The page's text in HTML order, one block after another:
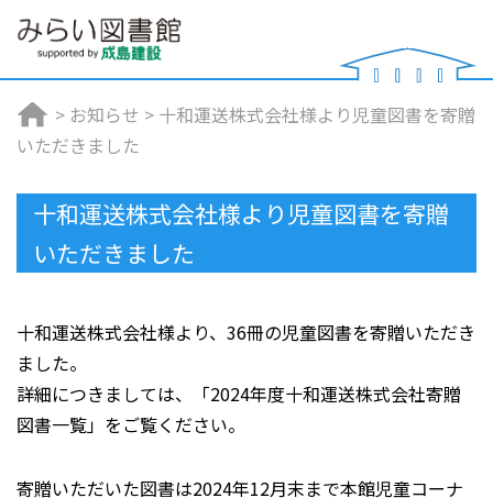
> お知らせ > 十和運送株式会社様より児童図書を寄贈
いただきました
十和運送株式会社様より児童図書を寄贈
いただきました
十和運送株式会社様より、36冊の児童図書を寄贈いただき
ました。
詳細につきましては、「2024年度十和運送株式会社寄贈
図書一覧」をご覧ください。
寄贈いただいた図書は2024年12月末まで本館児童コーナ